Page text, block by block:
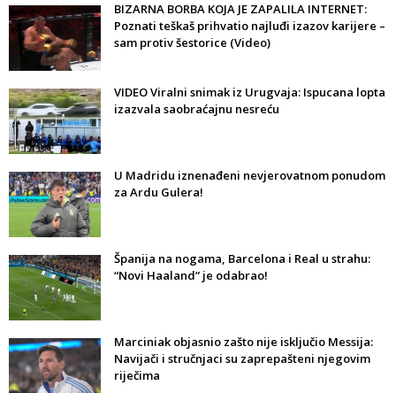
BIZARNA BORBA KOJA JE ZAPALILA INTERNET:
Poznati teškaš prihvatio najluđi izazov karijere –
sam protiv šestorice (Video)
VIDEO Viralni snimak iz Urugvaja: Ispucana lopta
izazvala saobraćajnu nesreću
U Madridu iznenađeni nevjerovatnom ponudom
za Ardu Gulera!
Španija na nogama, Barcelona i Real u strahu:
“Novi Haaland” je odabrao!
Marciniak objasnio zašto nije isključio Messija:
Navijači i stručnjaci su zaprepašteni njegovim
riječima